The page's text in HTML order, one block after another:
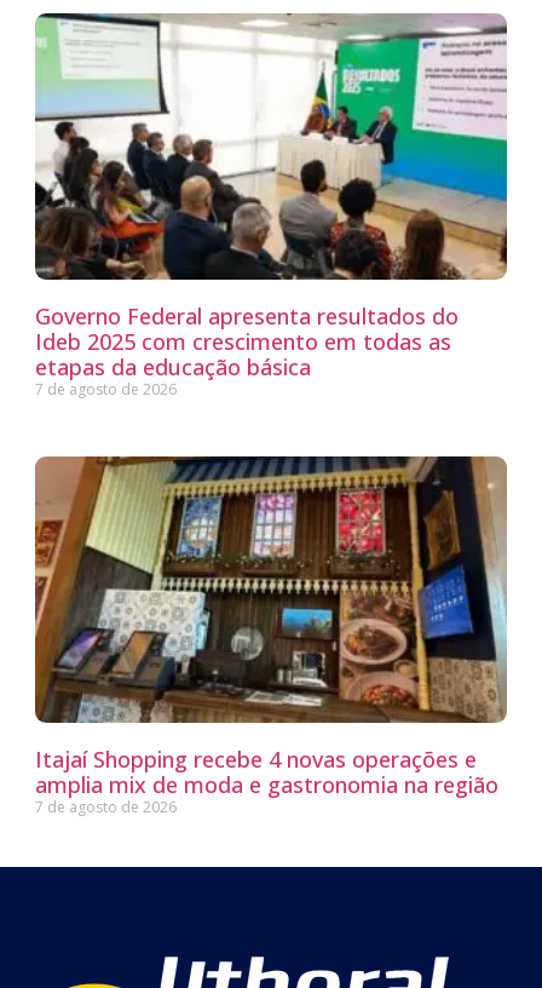
Governo Federal apresenta resultados do
Ideb 2025 com crescimento em todas as
etapas da educação básica
7 de agosto de 2026
Itajaí Shopping recebe 4 novas operações e
amplia mix de moda e gastronomia na região
7 de agosto de 2026